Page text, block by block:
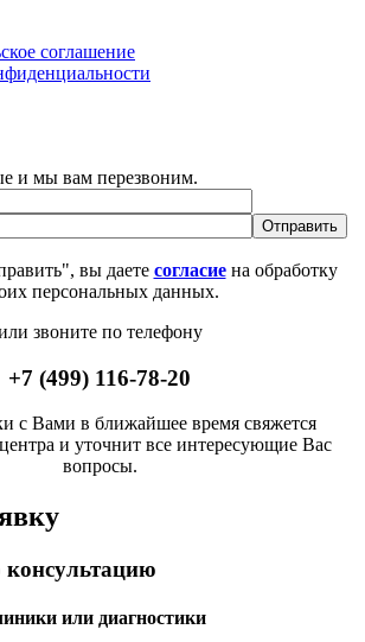
соглашение
и мы вам перезвоним.
вы даете согласиена обработку
персональных данных.
звоните по телефону
+7 (499) 116-78-20
с Вами в ближайшее время свяжется
и уточнит все интересующие Вас
вопросы.
или диагностики